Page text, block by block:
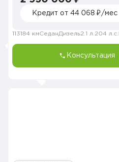
Кредит от 44 068 ₽/мес
113184 кмСеданДизель2.1 л. 204 л.с.
Консультация